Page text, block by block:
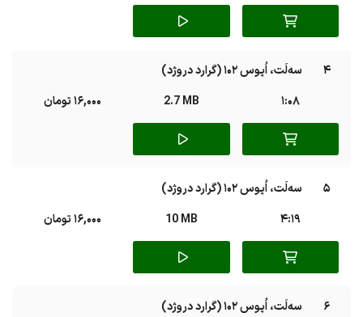
4
سه‌لَت، اُپوس 102 (گرارد دروژد)
1:08
2.7 MB 16,000 تومان
5
سه‌لَت، اُپوس 102 (گرارد دروژد)
4:19
10 MB 16,000 تومان
6
سه‌لَت، اُپوس 102 (گرارد دروژد)